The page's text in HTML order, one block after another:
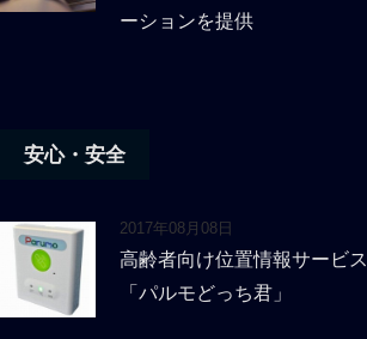
ーションを提供
安心・安全
2017年08月08日
高齢者向け位置情報サービス
「パルモどっち君」